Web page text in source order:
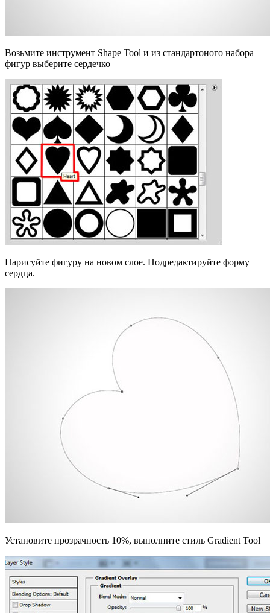
Возьмите инструмент Shape Tool и из стандартоного набора
фигур выберите сердечко
Нарисуйте фигуру на новом слое. Подредактируйте форму
сердца.
Установите прозрачность 10%, выполните стиль Gradient Tool